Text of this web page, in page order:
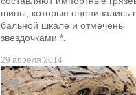
шины, которые оценивались
бальной шкале и отмечены
звездочками *.
29 апреля 2014